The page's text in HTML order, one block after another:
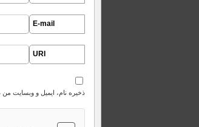
E-mail
URI
ذخیره نام، ایمیل و وبسایت